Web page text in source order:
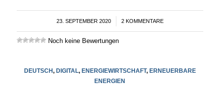
23. SEPTEMBER 2020
/ 2 KOMMENTARE
Noch keine Bewertungen
DEUTSCH, DIGITAL, ENERGIEWIRTSCHAFT, ERNEUERBARE
ENERGIEN